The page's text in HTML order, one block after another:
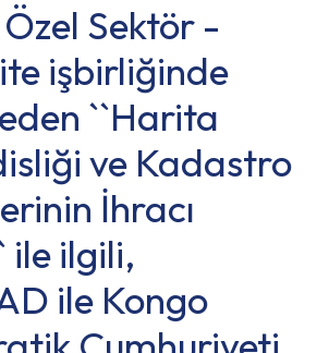
Sektör -
işbirliğinde
``Harita
ve Kadastro
İhracı
ile ilgili,
ile Kongo